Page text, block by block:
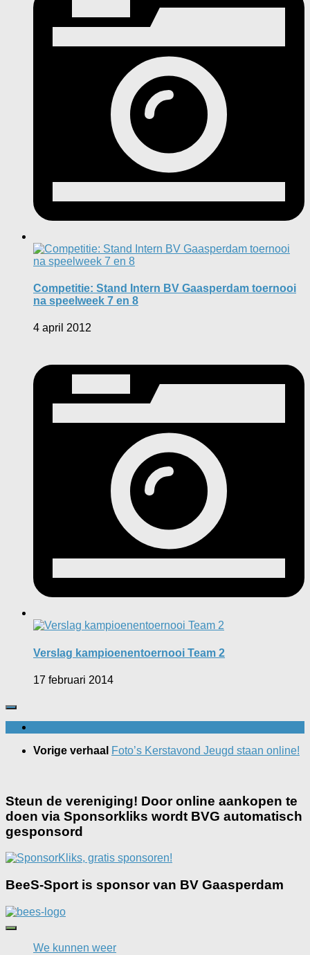
Competitie: Stand Intern BV Gaasperdam toernooi
na speelweek 7 en 8
4 april 2012
Verslag kampioenentoernooi Team 2
17 februari 2014
Vorige verhaal Foto’s Kerstavond Jeugd staan online!
Steun de vereniging! Door online aankopen te
doen via Sponsorkliks wordt BVG automatisch
gesponsord
BeeS-Sport is sponsor van BV Gaasperdam
We kunnen weer